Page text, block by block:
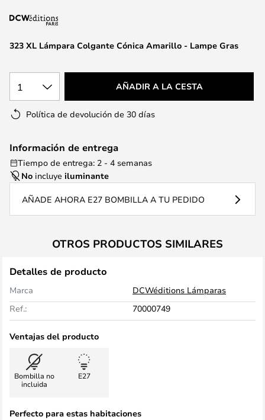
galería
imágenes
323 XL Lámpara Colgante Cónica Amarillo - Lampe Gras
1 AÑADIR A LA CESTA
Política de devolución de 30 días
Información de entrega
Tiempo de entrega: 2 - 4 semanas
No incluye iluminante
AÑADE AHORA E27 BOMBILLA A TU PEDIDO
OTROS PRODUCTOS SIMILARES
Detalles de producto
Marca
DCWéditions Lámparas
Ref.:
70000749
Ventajas del producto
Bombilla no
incluida
E27
Perfecto para estas habitaciones